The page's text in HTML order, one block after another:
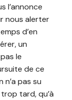
l’annonce
nous alerter
d’en
un
le
de ce
n’a pas su
tard, qu’à